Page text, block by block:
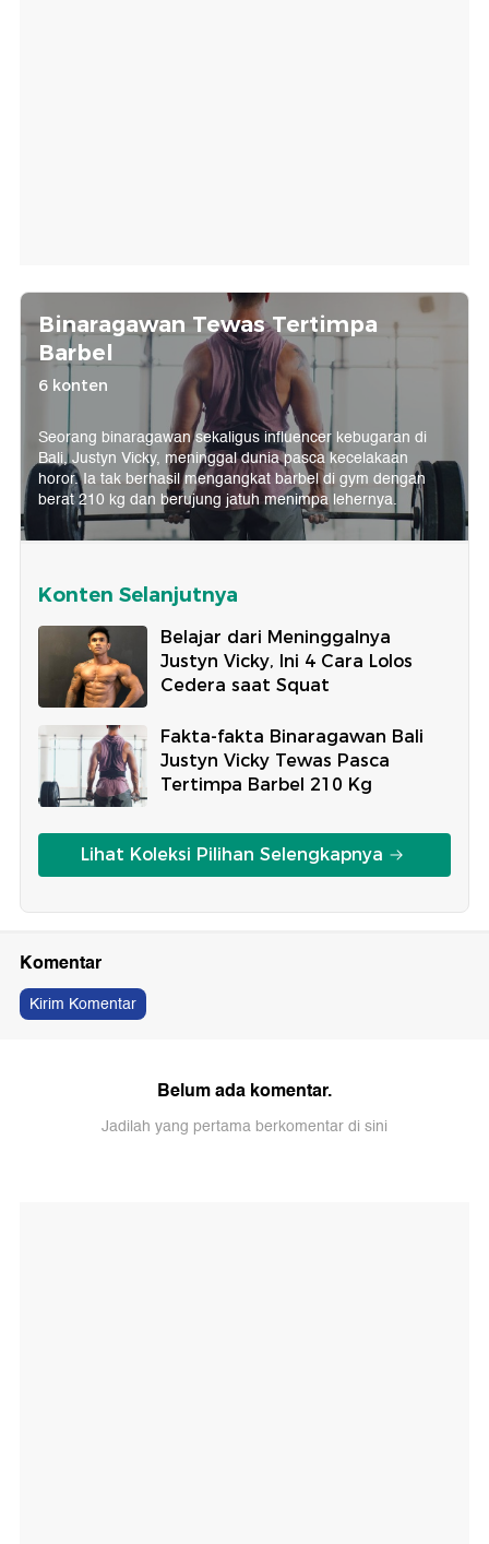
Binaragawan Tewas Tertimpa
Barbel
6 konten
Seorang binaragawan sekaligus influencer kebugaran di
Bali, Justyn Vicky, meninggal dunia pasca kecelakaan
horor. Ia tak berhasil mengangkat barbel di gym dengan
berat 210 kg dan berujung jatuh menimpa lehernya.
Konten Selanjutnya
Belajar dari Meninggalnya
Justyn Vicky, Ini 4 Cara Lolos
Cedera saat Squat
Fakta-fakta Binaragawan Bali
Justyn Vicky Tewas Pasca
Tertimpa Barbel 210 Kg
Lihat Koleksi Pilihan Selengkapnya
Komentar
Kirim Komentar
Belum ada komentar.
Jadilah yang pertama berkomentar di sini